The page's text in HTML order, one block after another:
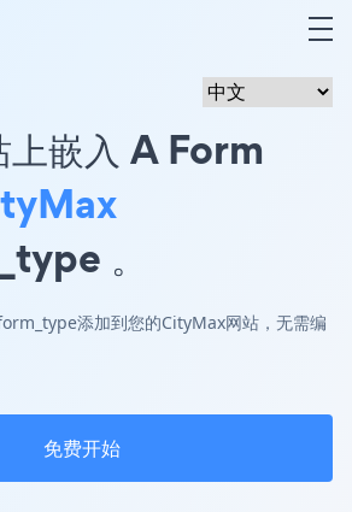
上嵌入 A Form
。
添加到您的CityMax网站，无需编
免费开始